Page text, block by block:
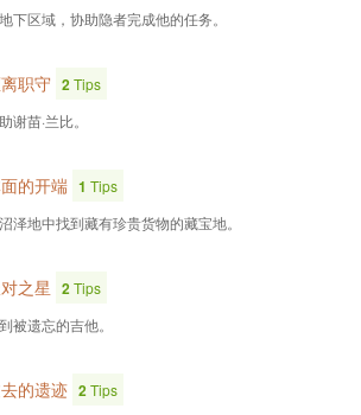
下区域，协助隐者完成他的任务。
职守 2Tips
谢苗·兰比。
的开端 1 Tips
泽地中找到藏有珍贵货物的藏宝地。
之星 2Tips
被遗忘的吉他。
的遗迹 2Tips